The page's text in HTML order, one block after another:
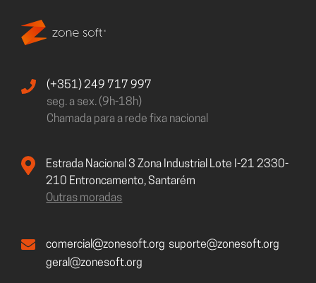
(+351) 249 717 997
seg. a sex. (9h-18h)
Chamada para a rede fixa nacional
Estrada Nacional 3 Zona Industrial Lote I-21 2330-
210 Entroncamento, Santarém
Outras moradas
comercial@zonesoft.org suporte@zonesoft.org
geral@zonesoft.org